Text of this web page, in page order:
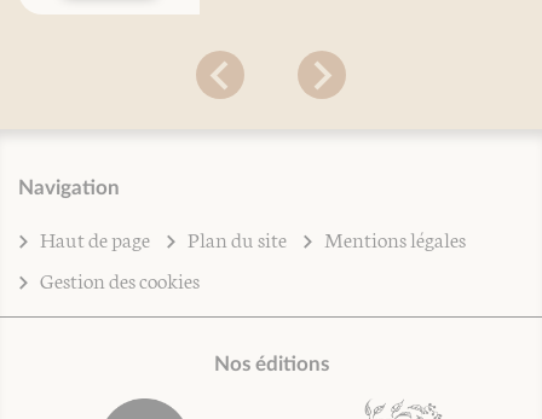
Navigation
Haut de page Plan du site
Mentions légales
Gestion des cookies
Nos éditions